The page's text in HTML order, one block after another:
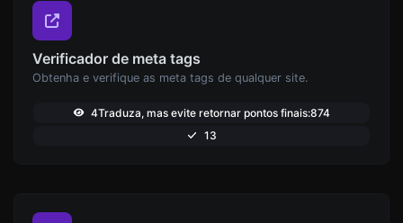
Verificador de meta tags
Obtenha e verifique as meta tags de qualquer site.
4Traduza, mas evite retornar pontos finais:874
13